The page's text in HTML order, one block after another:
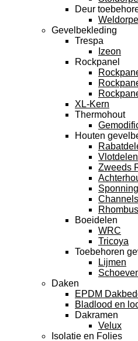
Deur
Gevelbekleding
Trespa
Izeon
Rockpanel
XL-Kern
Thermohout
Houten
Vlotdelen
Zweeds
Rhombus
Boeidelen
WRC
Tricoya
Toebehoren
Lijmen
Daken
EPDM
Bladlood en
Dakramen
Velux
Isolatie en Folies